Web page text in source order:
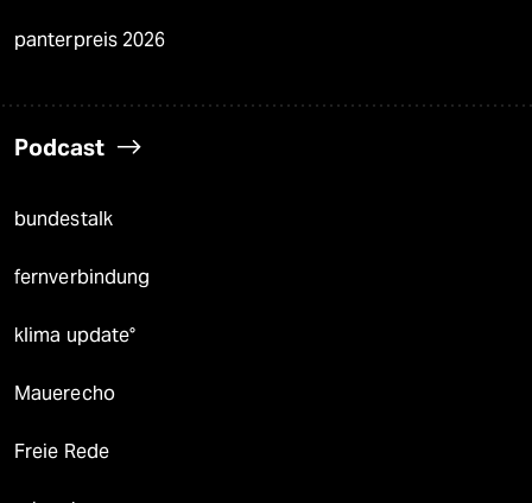
panterpreis 2026
Podcast
bundestalk
fernverbindung
klima update°
Mauerecho
Freie Rede